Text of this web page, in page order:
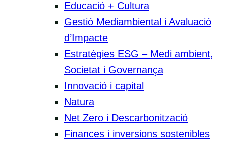
Educació + Cultura
Gestió Mediambiental i Avaluació
d’Impacte
Estratègies ESG – Medi ambient,
Societat i Governança
Innovació i capital
Natura
Net Zero i Descarbonització
Finances i inversions sostenibles